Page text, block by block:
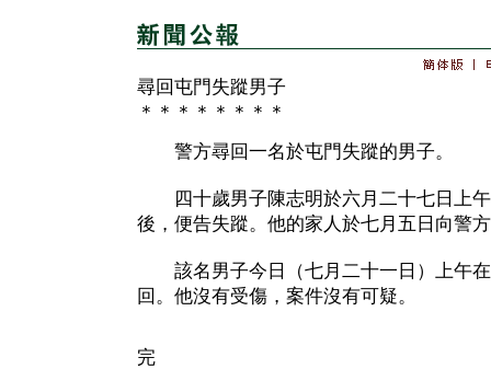
尋回屯門失蹤男子
＊＊＊＊＊＊＊＊
警方尋回一名於屯門失蹤的男子。
四十歲男子陳志明於六月二十七日上午
後，便告失蹤。他的家人於七月五日向警
該名男子今日（七月二十一日）上午在
回。他沒有受傷，案件沒有可疑。
完